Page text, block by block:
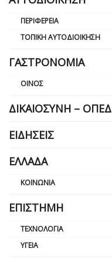
ΠΕΡΙΦΈΡΕΙΑ
ΤΟΠΙΚΉ ΑΥΤΟΔΙΟΊΚΗΣΗ
ΓΑΣΤΡΟΝΟΜΊΑ
ΟΊΝΟΣ
ΔΙΚΑΙΟΣΎΝΗ – ΟΠΕΔ
ΕΙΔΉΣΕΙΣ
ΕΛΛΆΔΑ
ΚΟΙΝΩΝΊΑ
ΕΠΙΣΤΉΜΗ
ΤΕΧΝΟΛΟΓΊΑ
ΥΓΕΊΑ